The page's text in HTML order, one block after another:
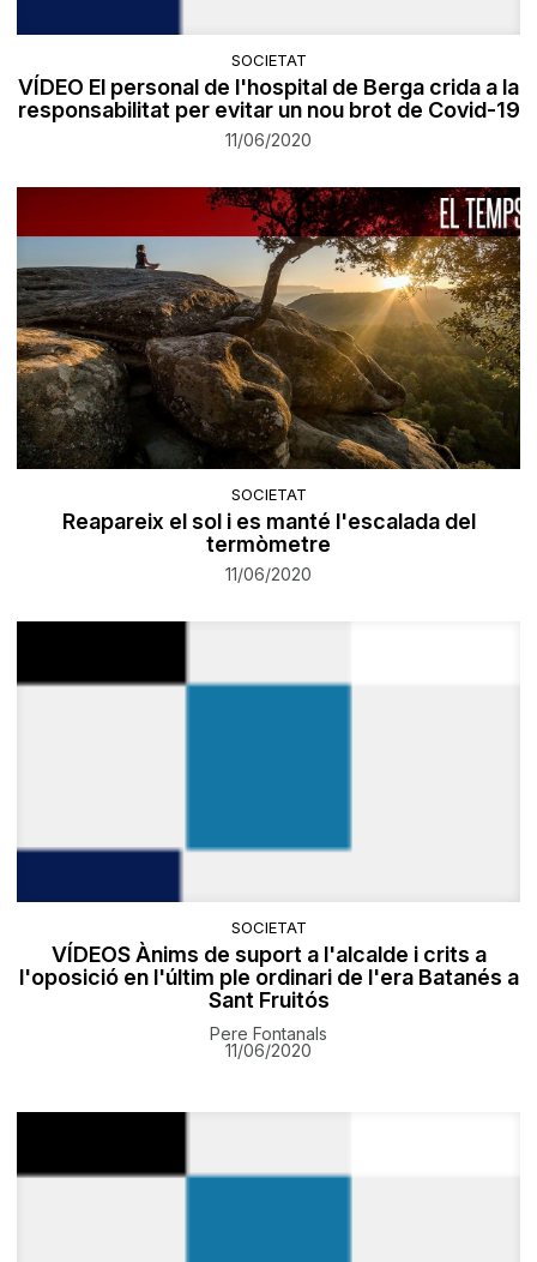
SOCIETAT
VÍDEO El personal de l'hospital de Berga crida a la
responsabilitat per evitar un nou brot de Covid-19
11/06/2020
SOCIETAT
Reapareix el sol i es manté l'escalada del
termòmetre
11/06/2020
SOCIETAT
VÍDEOS Ànims de suport a l'alcalde i crits a
l'oposició en l'últim ple ordinari de l'era Batanés a
Sant Fruitós
Pere Fontanals
11/06/2020